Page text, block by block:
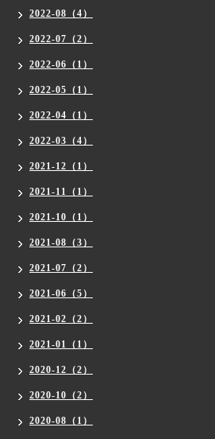
2022-08（4）
2022-07（2）
2022-06（1）
2022-05（1）
2022-04（1）
2022-03（4）
2021-12（1）
2021-11（1）
2021-10（1）
2021-08（3）
2021-07（2）
2021-06（5）
2021-02（2）
2021-01（1）
2020-12（2）
2020-10（2）
2020-08（1）